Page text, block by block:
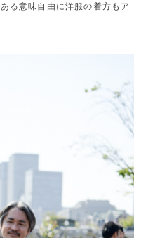
る意味自由に洋服の着方もア